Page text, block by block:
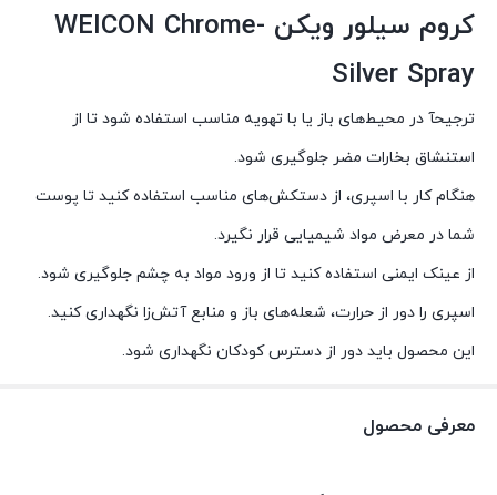
کروم سیلور ویکن WEICON Chrome-
Silver Spray
ترجیحآ در محیط‌های باز یا با تهویه مناسب استفاده شود تا از
استنشاق بخارات مضر جلوگیری شود.
هنگام کار با اسپری، از دستکش‌های مناسب استفاده کنید تا پوست
شما در معرض مواد شیمیایی قرار نگیرد.
از عینک ایمنی استفاده کنید تا از ورود مواد به چشم جلوگیری شود.
اسپری را دور از حرارت، شعله‌های باز و منابع آتش‌زا نگهداری کنید.
این محصول باید دور از دسترس کودکان نگهداری شود.
معرفی محصول